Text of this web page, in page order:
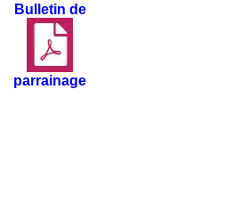
Bulletin de
parrainage